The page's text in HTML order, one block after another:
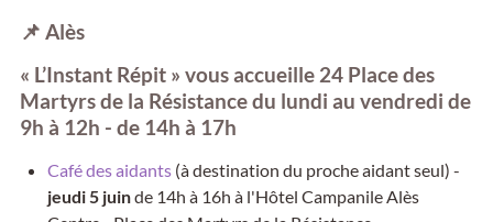
📌 Alès
« L’Instant Répit » vous accueille 24 Place des
Martyrs de la Résistance du lundi au vendredi de
9h à 12h - de 14h à 17h
Café des aidants(à destination du proche aidant seul) -
jeudi 5 juinde 14h à 16h à l'Hôtel Campanile Alès